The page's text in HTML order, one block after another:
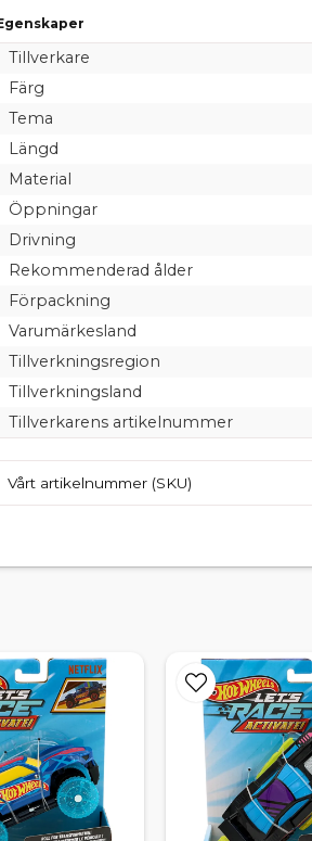
Tillverkare
Färg
Tema
Längd
Material
Öppningar
Drivning
Rekommenderad ålder
Förpackning
Varumärkesland
Tillverkningsregion
Tillverkningsland
Tillverkarens artikelnummer
Vårt artikelnummer (SKU)